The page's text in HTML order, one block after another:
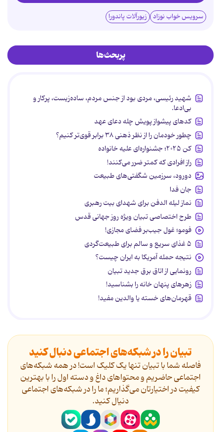
سرویس خواب نوزاد زیورآلات پاندورا
پربحث‌ها
شهید رئیسی، مردی بود از جنس مردم، ساده‌زیست، پرکار و
بی‌ادعا.
کدهای پیشواز پویش چله دعای عهد
چطور خودمان را از نظر ذهنی ۳۸ برابر قوی‌تر کنیم؟
کن ۲۰۲۵؛ جشنواره‌ای علیه خانواده
راز افرادی که کمتر ضرر می‌کنند!
دورود، سرزمین شگفتی‌های طبیعت
جان فدا
نماز لیله الدفن برای شهدای بیت رهبری
طرح اختصاصی تبیان ویژه روز جهانی قدس
فومو؛ غول جیب‌بر فضای مجازی!
۵ غذای سریع و سالم برای طبیعت‌گردی
نتیجه حمله آمریکا به ایران چیست؟
رونمایی از اتاق برق جدید تبیان
زهرهای پنهان خانه را بشناسید!
قهرمان‌های خسته یا والدین مفید!
تبیان را در شبکه‌های اجتماعی دنبال کنید
فاصله شما با تبیان تنها یک کلیک است! در همه شبکه‌های
اجتماعی حاضریم و محتواهای داغ و دسته اول را با بهترین
کیفیت در اختیارتان می‌گذاریم؛ ما را در شبکه‌های اجتماعی
دنیال کنید.